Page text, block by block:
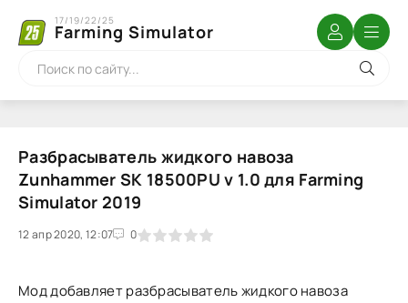
Farming Simulator
17/19/22/25
Разбрасыватель жидкого навоза
Zunhammer SK 18500PU v 1.0 для Farming
Simulator 2019
12 апр 2020, 12:07 0
1 2 3 4 5
Мод добавляет разбрасыватель жидкого навоза